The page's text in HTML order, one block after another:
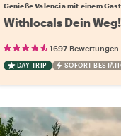
Genieße Valencia mit einem
Withlocals Dein
1697 Bewertungen
DAY TRIP SOFORT